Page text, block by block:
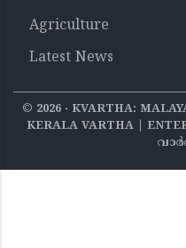
Agriculture
Latest News
© 2026‧ KVARTHA:
KERALA VARTHA |